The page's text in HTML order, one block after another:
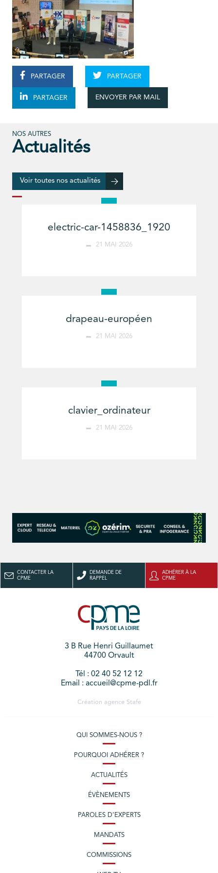
PARTAGER PARTAGER
PARTAGER ENVOYER PAR MAIL
NOS AUTRES
Actualités
Voir toutes nos actualités
electric-car-1458836_1920
21 MAI 2026
drapeau-européen
21 MAI 2026
clavier_ordinateur
21 MAI 2026
CONTACTER LA
CPME
DEMANDE DE
RAPPEL
ADHÉRER À LA
CPME
3 B Rue Henri Guillaumet
44700 Orvault
Tél : 02 40 52 12 12
Email : accueil@cpme-pdl.fr
Création agence Stafe
QUI SOMMES-NOUS ?
POURQUOI ADHÉRER ?
ACTUALITÉS
ÉVÈNEMENTS
PAROLES D’EXPERTS
MANDATS
COMMISSIONS